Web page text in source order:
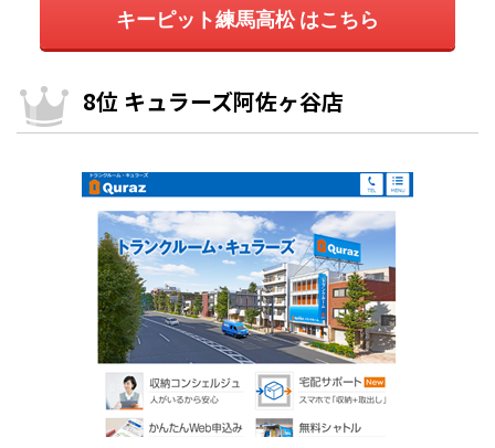
キーピット練馬高松 はこちら
8位 キュラーズ阿佐ヶ谷店